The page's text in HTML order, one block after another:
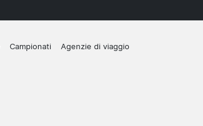
Campionati Agenzie di viaggio